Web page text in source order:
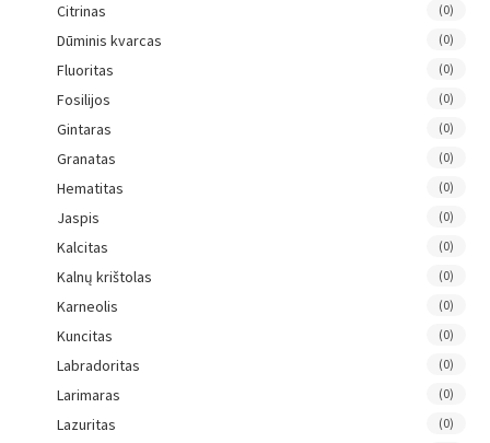
Citrinas (0)
Dūminis kvarcas (0)
Fluoritas (0)
Fosilijos (0)
Gintaras (0)
Granatas (0)
Hematitas (0)
Jaspis (0)
Kalcitas (0)
Kalnų krištolas (0)
Karneolis (0)
Kuncitas (0)
Labradoritas (0)
Larimaras (0)
Lazuritas (0)